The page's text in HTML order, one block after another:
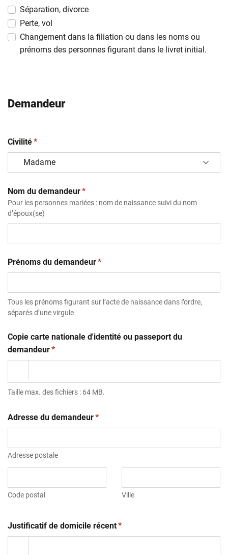
MM
slash
AAAA
Séparation, divorce
Perte, vol
Changement dans la filiation ou dans les noms ou
prénoms des personnes figurant dans le livret initial.
Demandeur
Civilité(obligatoire)
*
Nom du demandeur(obligatoire)
*
Pour les personnes mariées : nom de naissance suivi du nom
d’époux(se)
Prénoms du demandeur(obligatoire)
*
Tous les prénoms figurant sur l’acte de naissance dans l’ordre,
séparés d’une virgule
Copie carte nationale d'identité ou passeport du
demandeur(obligatoire)
*
Taille max. des fichiers : 64 MB.
Adresse du demandeur(obligatoire)
*
Adresse postale
Code postal Ville
Justificatif de domicile récent(obligatoire)
*